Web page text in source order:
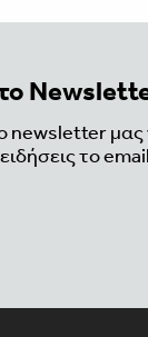
newsletter μας
το